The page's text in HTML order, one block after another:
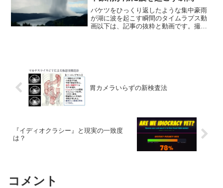
バケツをひっくり返したような集中豪雨
が湖に波を起こす瞬間のタイムラプス動
画以下は、記事の抜粋と動画です。撮影
胃カメラいらずの新検査法
『イディオクラシー』と現実の一致度
は？
コメント